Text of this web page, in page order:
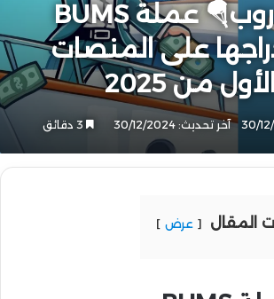
إعلان إيردروب🪂 عملة BUMS
على المنصات
من 2025
30/ آخر تحديث: 30/12/2024
المقال عرض